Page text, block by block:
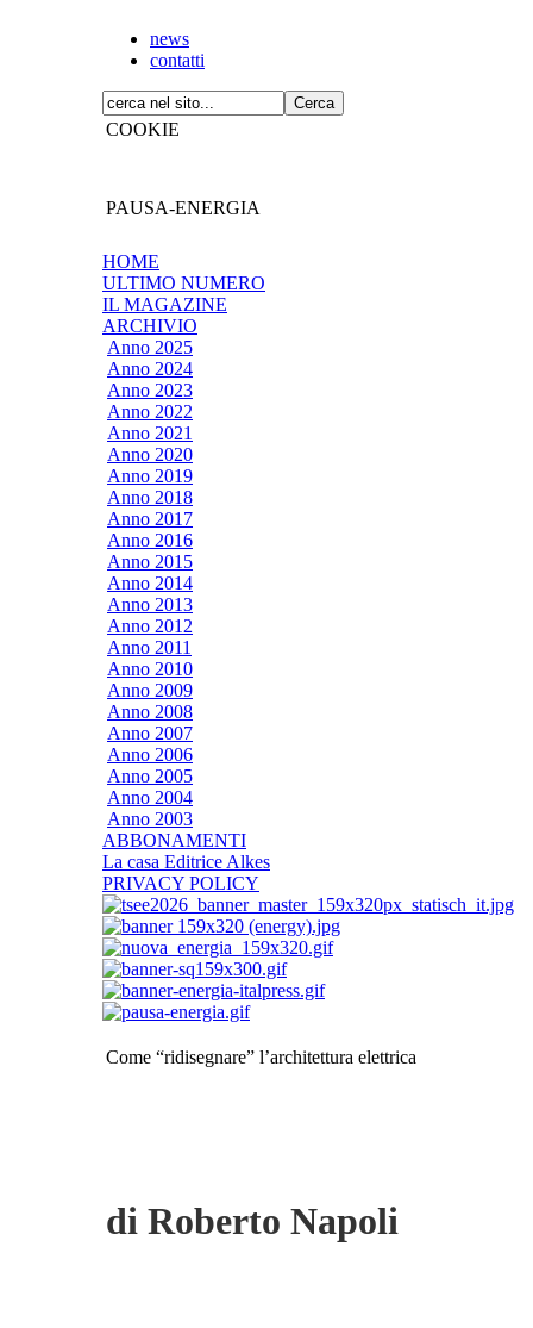
news
contatti
COOKIE
PAUSA-ENERGIA
HOME
ULTIMO NUMERO
IL MAGAZINE
ARCHIVIO
Anno 2025
Anno 2024
Anno 2023
Anno 2022
Anno 2021
Anno 2020
Anno 2019
Anno 2018
Anno 2017
Anno 2016
Anno 2015
Anno 2014
Anno 2013
Anno 2012
Anno 2011
Anno 2010
Anno 2009
Anno 2008
Anno 2007
Anno 2006
Anno 2005
Anno 2004
Anno 2003
ABBONAMENTI
La casa Editrice Alkes
PRIVACY POLICY
Come “ridisegnare” l’architettura elettrica
di Roberto Napoli